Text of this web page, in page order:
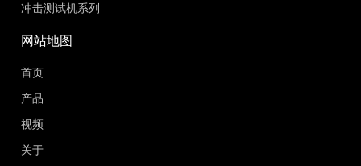
冲击测试机系列
网站地图
首页
产品
视频
关于